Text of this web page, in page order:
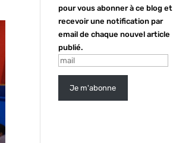
pour vous abonner à ce blog et
recevoir une notification par
email de chaque nouvel article
publié.
mail
Je m'abonne